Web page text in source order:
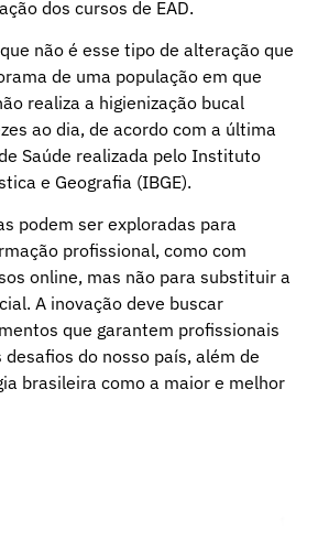
dos cursos de EAD.
não é esse tipo de alteração que
de uma população em que
realiza a higienização bucal
ao dia, de acordo com a última
Saúde realizada pelo Instituto
e Geografia (IBGE).
podem ser exploradas para
profissional, como com
online, mas não para substituir a
A inovação deve buscar
que garantem profissionais
do nosso país, além de
brasileira como a maior e melhor